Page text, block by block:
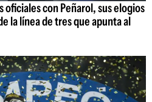
oficiales con Peñarol, sus elogios
la línea de tres que apunta al